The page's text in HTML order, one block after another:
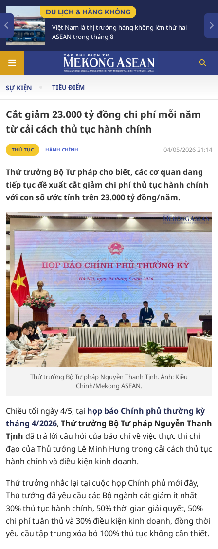
& HÀNG KHÔNG
Nam là thị trường hàng không lớn thứ hai
trong tháng 8
CHÍNH
Tạo
triển
SỰ KIỆN TIÊU ĐIỂM
Cắt giảm 23.000 tỷ đồng chi phí mỗi năm
từ cải cách thủ tục hành chính
THỦ TỤC HÀNH CHÍNH 04/05/2026 21:14
Thứ trưởng Bộ Tư pháp cho biết, các cơ quan đang
tiếp tục đề xuất cắt giảm chi phí thủ tục hành chính
với con số ước tính trên 23.000 tỷ đồng/năm.
Thứ trưởng Bộ Tư pháp Nguyễn Thanh Tịnh. Ảnh: Kiều
Chinh/Mekong ASEAN.
Chiều tối ngày 4/5, tại họp báo Chính phủ thường kỳ
tháng 4/2026, Thứ trưởng Bộ Tư pháp Nguyễn Thanh
Tịnh đã trả lời câu hỏi của báo chí về việc thực thi chỉ
đạo của Thủ tướng Lê Minh Hưng trong cải cách thủ tục
hành chính và điều kiện kinh doanh.
Thứ trưởng nhắc lại tại cuộc họp Chính phủ mới đây,
Thủ tướng đã yêu cầu các Bộ ngành cắt giảm ít nhất
30% thủ tục hành chính, 50% thời gian giải quyết, 50%
chi phí tuân thủ và 30% điều kiện kinh doanh, đồng thời
yêu cầu tập trung xóa bỏ 100% thủ tục không cần thiết.